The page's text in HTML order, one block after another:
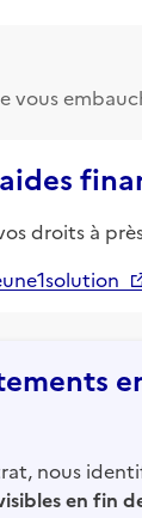
vous
droits à
nous
en fin